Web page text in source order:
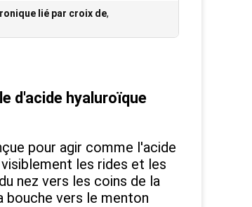
lié par croix de,
d'acide hyaluroïque
pour agir comme l'acide
les rides et les
nez vers les coins de la
bouche vers le menton